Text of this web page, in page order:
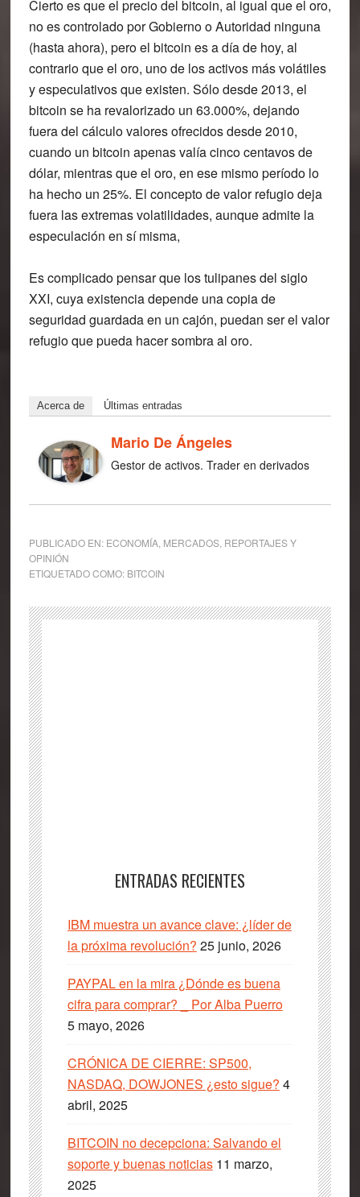
Cierto es que el precio del bitcoin, al igual que el oro,
no es controlado por Gobierno o Autoridad ninguna
(hasta ahora), pero el bitcoin es a día de hoy, al
contrario que el oro, uno de los activos más volátiles
y especulativos que existen. Sólo desde 2013, el
bitcoin se ha revalorizado un 63.000%, dejando
fuera del cálculo valores ofrecidos desde 2010,
cuando un bitcoin apenas valía cinco centavos de
dólar, mientras que el oro, en ese mismo período lo
ha hecho un 25%. El concepto de valor refugio deja
fuera las extremas volatilidades, aunque admite la
especulación en sí misma,
Es complicado pensar que los tulipanes del siglo
XXI, cuya existencia depende una copia de
seguridad guardada en un cajón, puedan ser el valor
refugio que pueda hacer sombra al oro.
Acerca de Últimas entradas
Mario De Ángeles
Gestor de activos. Trader en derivados
PUBLICADO EN: ECONOMÍA, MERCADOS, REPORTAJES Y
OPINIÓN
ETIQUETADO COMO: BITCOIN
ENTRADAS RECIENTES
IBM muestra un avance clave: ¿líder de
la próxima revolución? 25 junio, 2026
PAYPAL en la mira ¿Dónde es buena
cifra para comprar? _ Por Alba Puerro
5 mayo, 2026
CRÓNICA DE CIERRE: SP500,
NASDAQ, DOWJONES ¿esto sigue? 4
abril, 2025
BITCOIN no decepciona: Salvando el
soporte y buenas noticias 11 marzo,
2025